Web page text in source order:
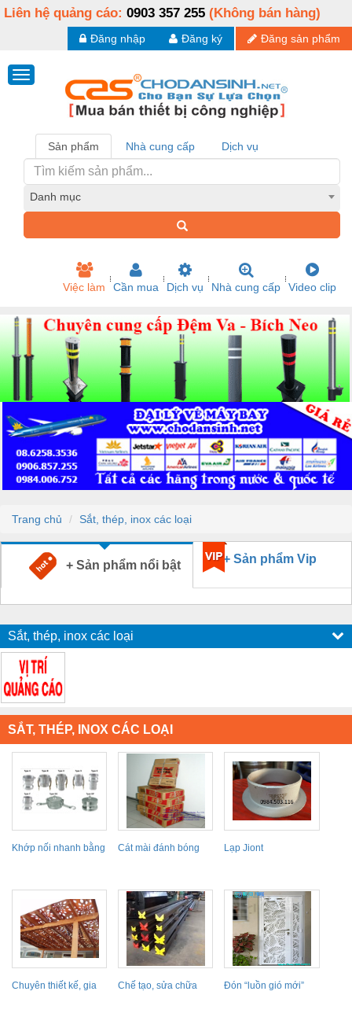
Liên hệ quảng cáo: 0903 357 255 (Không bán hàng)
Đăng sản phẩm
Đăng ký
Đăng nhập
Sản phẩm Nhà cung cấp Dịch vụ
Danh mục
Việc làm Cần mua Dịch vụ Nhà cung cấp Video clip
Trang chủ Sắt, thép, inox các loại
+ Sản phẩm nổi bật + Sản phẩm Vip
Sắt, thép, inox các loại
SẮT, THÉP, INOX CÁC LOẠI
Khớp nối nhanh bằng
Cát mài đánh bóng
Lạp Jiont
Chuyên thiết kế, gia
Chế tạo, sửa chữa
Đón “luồn gió mới”